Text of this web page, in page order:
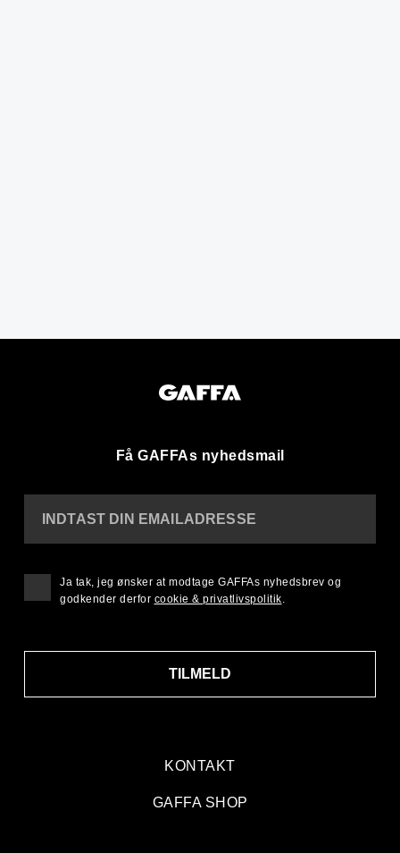
Få GAFFAs nyhedsmail
KONTAKT
GAFFA SHOP
INDTAST DIN EMAILADRESSE
TILMELD
Ja tak, jeg ønsker at modtage GAFFAs nyhedsbrev og
godkender derfor cookie & privatlivspolitik.